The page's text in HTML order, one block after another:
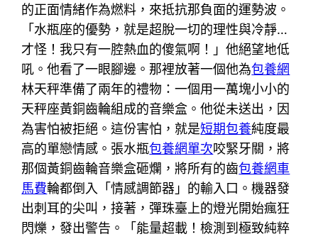
的正面情緒作為燃料，來抵抗那負面的運勢波。
「水瓶座的優勢，就是超脫一切的理性與冷靜…
才怪！我只有一腔熱血的傻氣啊！」他絕望地低
吼。他看了一眼腳邊。那裡放著一個他為包養網
林天秤準備了兩年的禮物：一個用一萬塊小小的
天秤座黃銅齒輪組成的音樂盒。他從未送出，因
為害怕被拒絕。這份害怕，就是短期包養純度最
高的單戀情感。張水瓶包養網單次咬緊牙關，將
那個黃銅齒輪音樂盒砸爛，將所有的齒包養網車
馬費輪都倒入「情感調節器」的輸入口。機器發
出刺耳的尖叫，接著，彈珠臺上的燈光開始瘋狂
閃爍，發出警告。「能量超載！檢測到極致純粹